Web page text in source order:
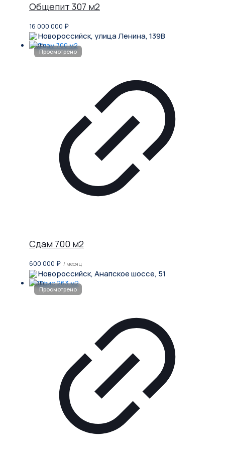
Общепит 307 м2
16 000 000 ₽
Новороссийск, улица Ленина, 139В
Сдам 700 м2
600 000 ₽ / месяц
Новороссийск, Анапское шоссе, 51